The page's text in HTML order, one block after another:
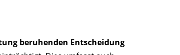
beruhenden Entscheidung